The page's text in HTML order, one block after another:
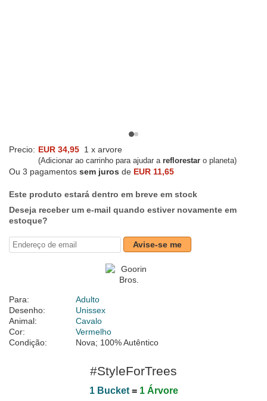
Precio: EUR 34,95 1 x arvore
(Adicionar ao carrinho para ajudar a reflorestar o planeta)
Ou 3 pagamentos sem juros de EUR 11,65
Este produto estará dentro em breve em stock
Deseja receber um e-mail quando estiver novamente em
estoque?
Avise-se me
Para:
Adulto
Desenho:
Unissex
Animal:
Cavalo
Cor:
Vermelho
Condição:
Nova; 100% Autêntico
#StyleForTrees
1 Bucket= 1 Árvore